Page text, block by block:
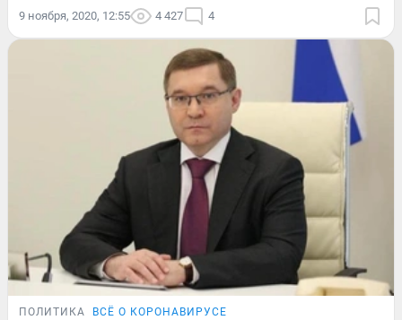
9 ноября, 2020, 12:55 4 427 4
ПОЛИТИКА ВСЁ О КОРОНАВИРУСЕ